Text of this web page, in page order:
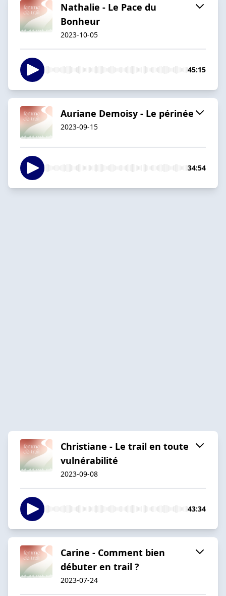
Nathalie - Le Pace du
Bonheur
2023-10-05
45:15
Auriane Demoisy - Le périnée
2023-09-15
34:54
Christiane - Le trail en toute
vulnérabilité
2023-09-08
43:34
Carine - Comment bien
débuter en trail ?
2023-07-24